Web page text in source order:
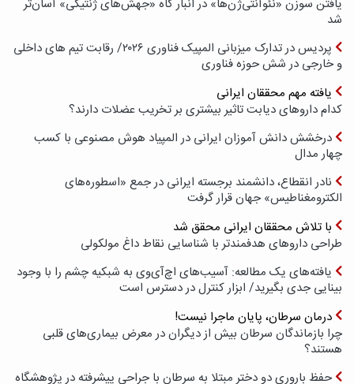
یافتن سوزن «نئوآنتی‌ژن‌ها» در انبار کاه «جهش‌های ژنتیکی» آسان‌تر
شد
پردیس در تدارک میزبانی المپیک فناوری ۲۰۲۶/ رقابت تیم های داخلی
و خارجی در شش حوزه فناوری
یافته مهم محققان ایرانی
کدام داروهای دیابت تاثیر بیشتری بر تخریب عضلات دارند؟
درخشش دانش آموزان ایرانی در المپیاد هوش مصنوعی با کسب
چهار مدال
نادر انقطاع، دانشمند برجسته ایرانی در جمع «اسطوره‌های
الکترومغناطیس» جهان قرار گرفت
با تلاش محققان ایرانی محقق شد
طراحی داروهای هدفمندتر با شناسایی نقاط داغ مولکولی
یافته‌های یک مطالعه: آسیب‌های اچ‌آی‌وی به شبکیه چشم را با وجود
بینایی جدی بگیرید/ ابزار کنترل در دسترس است
درمان سرطان، پایان ماجرا نیست!
چرا بازماندگان سرطان بیش از دیگران در معرض بیماری‌های قلبی
هستند؟
حفظ باروری دو دختر مبتلا به سرطان با جراحی پیشرفته در پژوهشگاه